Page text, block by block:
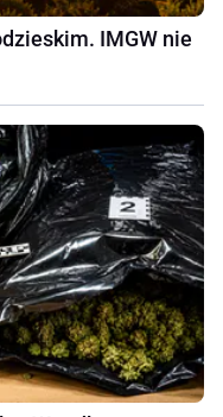
IMGW nie